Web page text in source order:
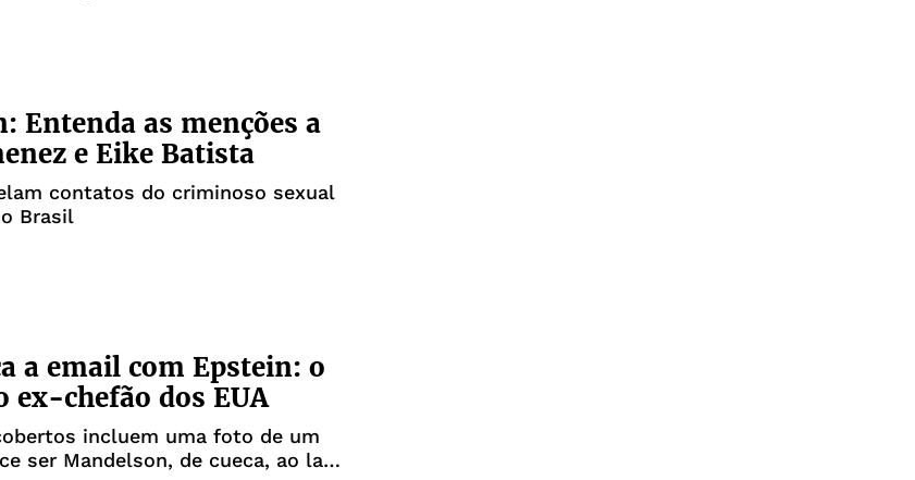
Entenda as menções a
e Eike Batista
contatos do criminoso sexual
Brasil
a email com Epstein: o
ex-chefão dos EUA
incluem uma foto de um
ser Mandelson, de cueca, ao lado